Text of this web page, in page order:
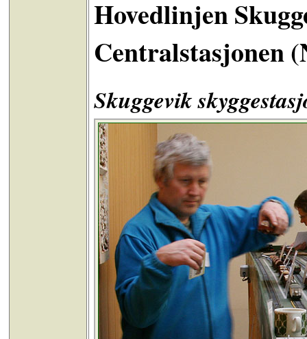
Hovedlinjen
Centralstasjonen
Skuggevik